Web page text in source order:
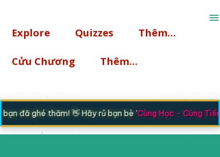
Explore Quizzes Thêm…
Cửu Chương Thêm…
đã ghé thăm! 👋 Hãy rủ bạn bè ' Cùng Học - Cùng Tiến'